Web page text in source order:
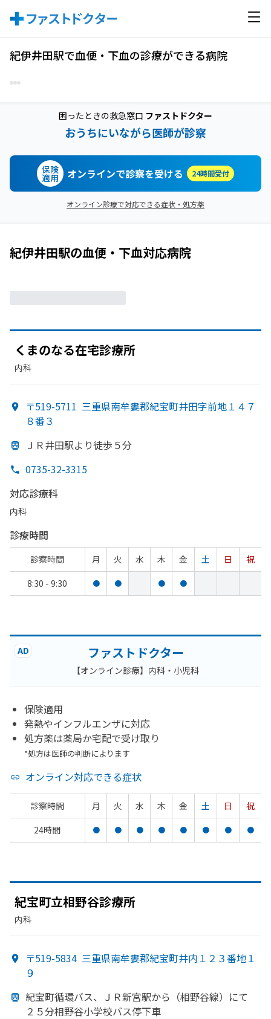
紀伊井田駅で血便・下血の診療ができる病院
困ったときの救急窓口 ファストドクター
おうちにいながら医師が診察
保険
適用 オンラインで診察を受ける 24時間受付
オンライン診療で対応できる症状・処方薬
紀伊井田駅の血便・下血対応病院
くまのなる在宅診療所
内科
〒519-5711 三重県南牟婁郡紀宝町井田字前地１４７
８番３
ＪＲ井田駅より徒歩５分
0735-32-3315
対応診療科
内科
診療時間
診察時間 月 火 水 木 金 土 日
祝
8:30 - 9:30
● ● ● ●
AD ファストドクター
【オンライン診療】内科・小児科
保険適用
発熱やインフルエンザに対応
処方薬は薬局か宅配で受け取り
*処方は医師の判断によります
オンライン対応できる症状
診察時間 月 火 水 木 金 土 日
祝
24時間
● ● ● ● ● ● ● ●
紀宝町立相野谷診療所
内科
〒519-5834 三重県南牟婁郡紀宝町井内１２３番地１
９
紀宝町循環バス、 ＪＲ新宮駅から （相野谷線）にて
２５分相野谷小学校バス停下車